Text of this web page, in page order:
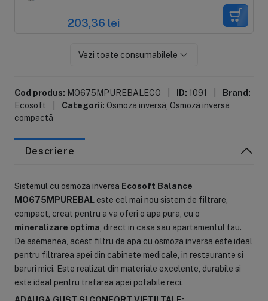
eficienta pana la 96%, certificare NSF
203,36 lei
Vezi toate consumabilele
Cod produs: MO675MPUREBALECO ID: 1091
Brand:
Ecosoft
Categorii: Osmoză inversă Osmoză inversă
compactă
Descriere
Sistemul cu osmoza inversa Ecosoft Balance
MO675MPUREBALeste cel mai nou sistem de filtrare,
compact, creat pentru a va oferi o apa pura, cu o
mineralizare optima , direct in casa sau apartamentul tau.
De asemenea, acest filtru de apa cu osmoza inversa este ideal
pentru filtrarea apei din cabinete medicale, in restaurante si
baruri mici. Este realizat din materiale excelente, durabile si
este ideal pentru tratarea apei potabile reci.